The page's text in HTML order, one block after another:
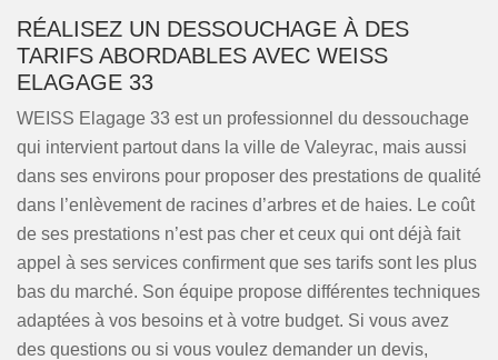
RÉALISEZ UN DESSOUCHAGE À DES
TARIFS ABORDABLES AVEC WEISS
ELAGAGE 33
WEISS Elagage 33 est un professionnel du dessouchage
qui intervient partout dans la ville de Valeyrac, mais aussi
dans ses environs pour proposer des prestations de qualité
dans l’enlèvement de racines d’arbres et de haies. Le coût
de ses prestations n’est pas cher et ceux qui ont déjà fait
appel à ses services confirment que ses tarifs sont les plus
bas du marché. Son équipe propose différentes techniques
adaptées à vos besoins et à votre budget. Si vous avez
des questions ou si vous voulez demander un devis,